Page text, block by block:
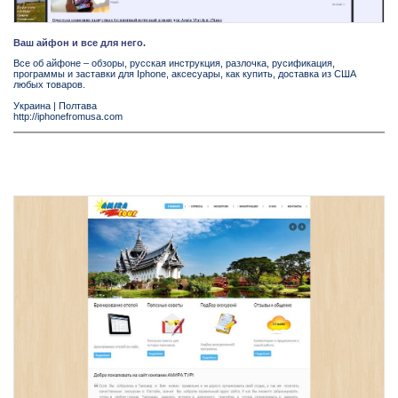
Ваш айфон и все для него.
Все об айфоне – обзоры, русская инструкция, разлочка, русификация,
программы и заставки для Iphone, аксесуары, как купить, доставка из США
любых товаров.
Украина | Полтава
http://iphonefromusa.com